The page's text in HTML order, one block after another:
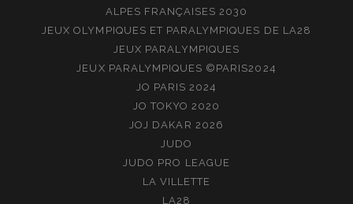
ALPES FRANÇAISES 2030
JEUX OLYMPIQUES ET PARALYMPIQUES DE LA28
JEUX PARALYMPIQUES
JEUX PARALYMPIQUES ©PARIS2024
JO PARIS 2024
JO TOKYO 2020
JOJ DAKAR 2026
JUDO
JUDO PRO LEAGUE
LA VILLETTE
LA28